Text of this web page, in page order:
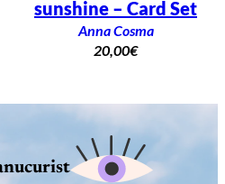
sunshine – Card Set
Anna Cosma
20,00€